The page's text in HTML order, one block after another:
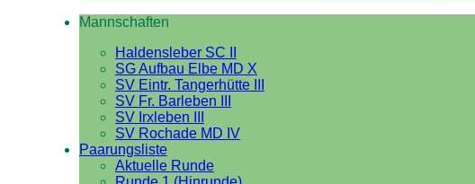
Mannschaften
Haldensleber SC II
SG Aufbau Elbe MD X
SV Eintr. Tangerhütte III
SV Fr. Barleben III
SV Irxleben III
SV Rochade MD IV
Paarungsliste
Aktuelle Runde